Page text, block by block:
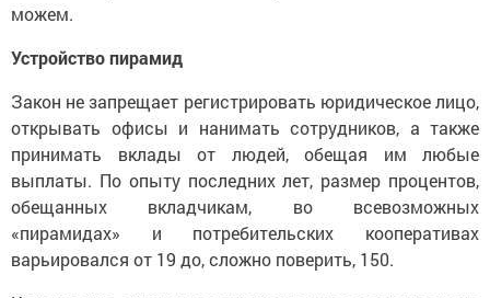
можем.
Устройство пирамид
Закон не запрещает регистрировать юридическое лицо,
открывать офисы и нанимать сотрудников, а также
принимать вклады от людей, обещая им любые
выплаты. По опыту последних лет, размер процентов,
обещанных вкладчикам, во всевозможных
«пирамидах» и потребительских кооперативах
варьировался от 19 до, сложно поверить, 150.